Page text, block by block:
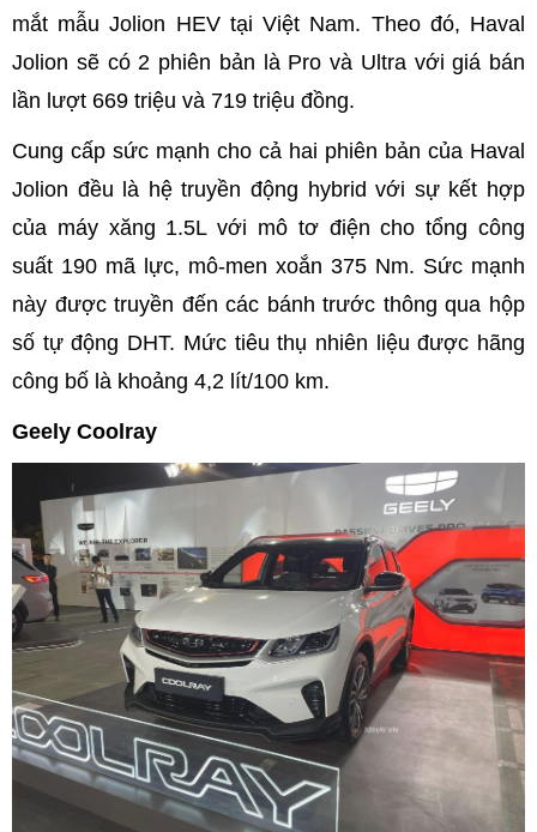
mắt mẫu Jolion HEV tại Việt Nam. Theo đó, Haval
Jolion sẽ có 2 phiên bản là Pro và Ultra với giá bán
lần lượt 669 triệu và 719 triệu đồng.
Cung cấp sức mạnh cho cả hai phiên bản của Haval
Jolion đều là hệ truyền động hybrid với sự kết hợp
của máy xăng 1.5L với mô tơ điện cho tổng công
suất 190 mã lực, mô-men xoắn 375 Nm. Sức mạnh
này được truyền đến các bánh trước thông qua hộp
số tự động DHT. Mức tiêu thụ nhiên liệu được hãng
công bố là khoảng 4,2 lít/100 km.
Geely Coolray